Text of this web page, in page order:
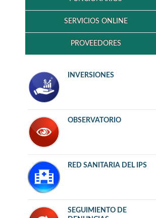
SERVICIOS ONLINE
PROVEEDORES
INVERSIONES
OBSERVATORIO
RED SANITARIA DEL IPS
SEGUIMIENTO DE